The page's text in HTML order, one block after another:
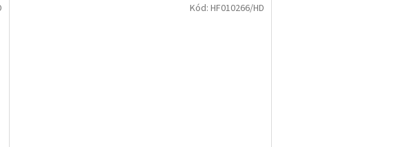
Kód: HF010266/HD